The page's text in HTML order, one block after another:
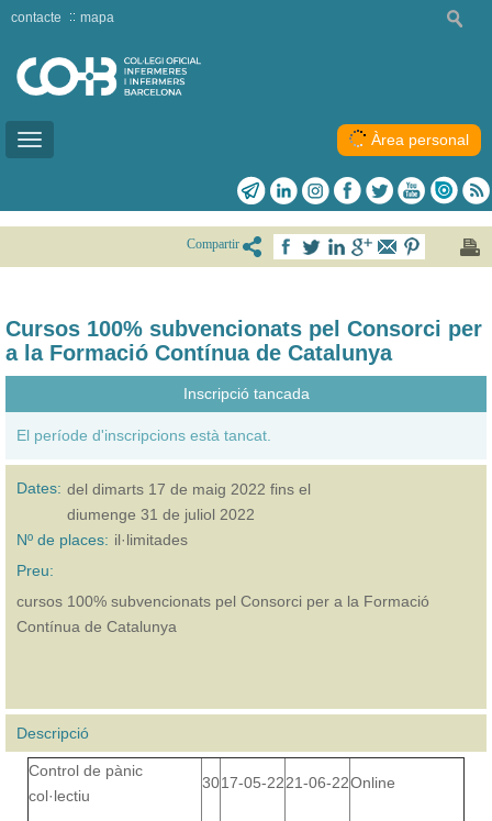
Toggle
contacte mapa
Àrea personal
Compartir
Cursos 100% subvencionats pel Consorci per
a la Formació Contínua de Catalunya
Inscripció tancada
El període d'inscripcions està tancat.
Dates: del dimarts 17 de maig 2022 fins el
diumenge 31 de juliol 2022
Nº de places: il·limitades
Preu:
cursos 100% subvencionats pel Consorci per a la Formació
Contínua de Catalunya
Descripció
Control de pànic
col·lectiu
3017-05-2221-06-22Online